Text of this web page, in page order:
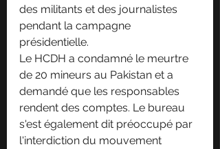
des militants et des journalistes
pendant la campagne
présidentielle.
Le HCDH a condamné le meurtre
de 20 mineurs au Pakistan et a
demandé que les responsables
rendent des comptes. Le bureau
s'est également dit préoccupé par
l'interdiction du mouvement